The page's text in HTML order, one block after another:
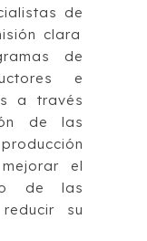
de
clara
de
e
a través
de las
el
de las
su